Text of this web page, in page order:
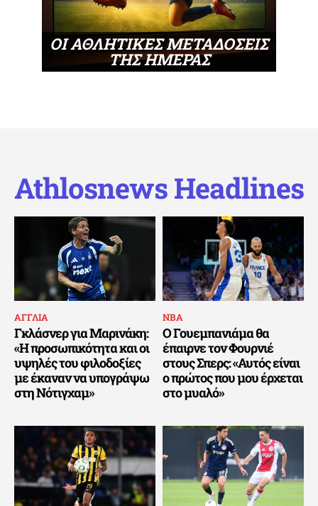
ΟΙ ΑΘΛΗΤΙΚΕΣ ΜΕΤΑΔΟΣΕΙΣ
ΤΗΣ ΗΜΕΡΑΣ
Athlosnews Headlines
ΑΓΓΛΙΑ
Γκλάσνερ για Μαρινάκη:
«Η προσωπικότητα και οι
υψηλές του φιλοδοξίες
με έκαναν να υπογράψω
στη Νότιγχαμ»
ΝΒΑ
Ο Γουεμπανιάμα θα
έπαιρνε τον Φουρνιέ
στους Σπερς: «Αυτός είναι
ο πρώτος που μου έρχεται
στο μυαλό»